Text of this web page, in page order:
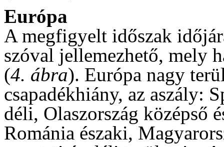
Európa
A megfigyelt időszak
szóval jellemezhető, mely
(4. ábra). Európa nagy
csapadékhiány, az aszály:
déli, Olaszország középső
Románia északi,